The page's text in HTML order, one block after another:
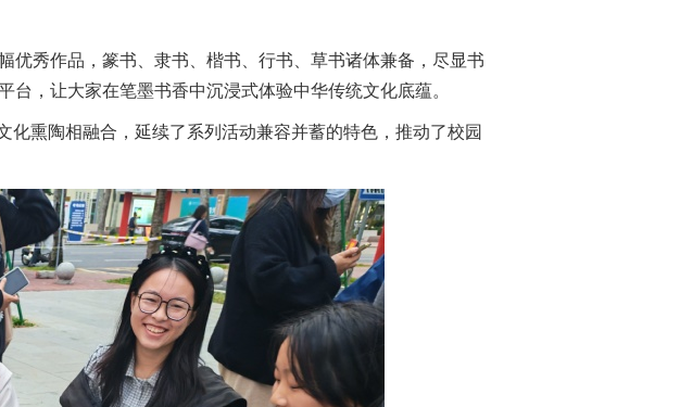
优秀作品，篆书、隶书、楷书、行书、草书诸体兼备，尽显书
，让大家在笔墨书香中沉浸式体验中华传统文化底蕴。
熏陶相融合，延续了系列活动兼容并蓄的特色，推动了校园